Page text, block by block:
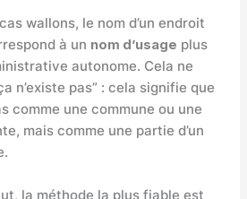
wallons, le nom d’un endroit
à un nom d’usage plus
autonome. Cela ne
n’existe pas” : cela signifie que
comme une commune ou une
mais comme une partie d’un
la méthode la plus fiable est